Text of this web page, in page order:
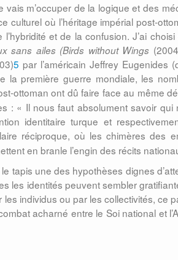
m’occuper de la logique et des
culturel où l’héritage impérial post-
l’hybridité et de la confusion. J’ai
sans ailes (Birds without Wings
5 par l’américain Jeffrey Eugenides
première guerre mondiale, les
ottoman ont dû faire face au même
: « Il nous faut absolument savoir qui
identitaire turque et
réciproque, où les chimères des
en branle l’engin des récits
tapis une des hypothèses dignes
les identités peuvent sembler
individus ou par les collectivités, ce
acharné entre le Soi national et